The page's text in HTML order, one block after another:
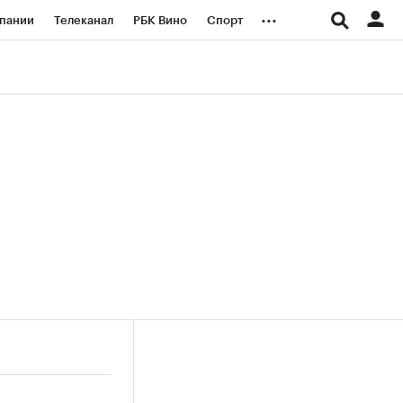
Телеканал РБК Вино Спорт ...